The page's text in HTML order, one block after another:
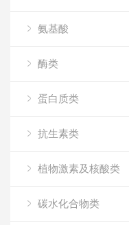
氨基酸
酶类
蛋白质类
抗生素类
植物激素及核酸类
碳水化合物类